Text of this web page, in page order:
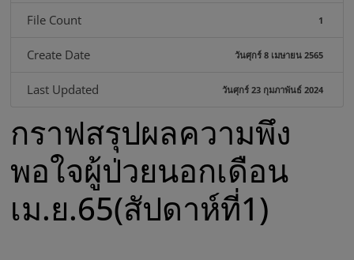
ม
ด็
จ
พ
ร
File Count 1
Create Date วันศุกร์ 8 เมษายน 2565
Last Updated วันศุกร์ 23 กุมภาพันธ์ 2024
กราฟสรุปผลความพึง
พอใจผู้ป่วยนอกเดือน
เม.ย.65(สัปดาห์ที่1)